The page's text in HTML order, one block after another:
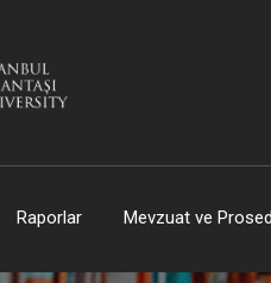
Raporlar Mevzuat ve